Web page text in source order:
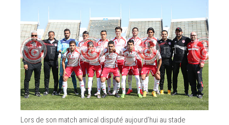
-Ligue I-
-Ligue II-
-Ligue III-
Lors de son match amical disputé aujourd’hui au stade